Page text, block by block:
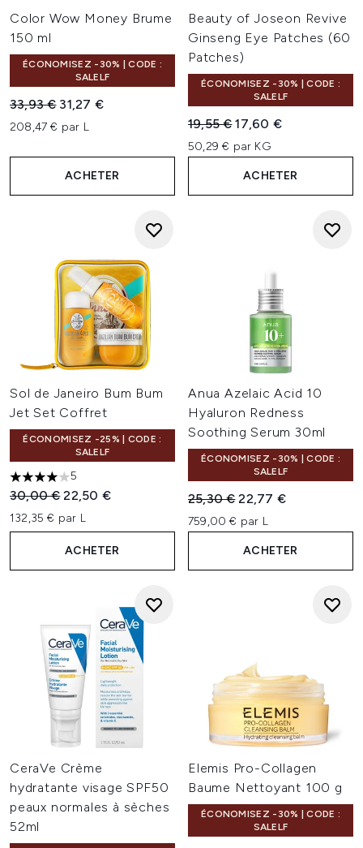
Color Wow Money Brume
150 ml
ÉCONOMISEZ -30% | CODE :
SALELF
Prix de vente :
33,93 € Prix ​​actuel :
31,27 €
208,47 € par L
ACHETER
Beauty of Joseon Revive
Ginseng Eye Patches (60
Patches)
ÉCONOMISEZ -30% | CODE :
SALELF
Prix de vente :
19,55 €Prix ​​actuel :
17,60 €
50,29 € par KG
ACHETER
Sol de Janeiro Bum Bum
Jet Set Coffret
ÉCONOMISEZ -25% | CODE :
SALELF
4 étoiles sur un maximum de 5
5
Prix de vente :
30,00 €Prix ​​actuel :
22,50 €
132,35 € par L
ACHETER
Anua Azelaic Acid 10
Hyaluron Redness
Soothing Serum 30ml
ÉCONOMISEZ -30% | CODE :
SALELF
Prix de vente :
25,30 €Prix ​​actuel :
22,77 €
759,00 € par L
ACHETER
CeraVe Crème
hydratante visage SPF50
peaux normales à sèches
52ml
Elemis Pro-Collagen
Baume Nettoyant 100 g
ÉCONOMISEZ -30% | CODE :
SALELF